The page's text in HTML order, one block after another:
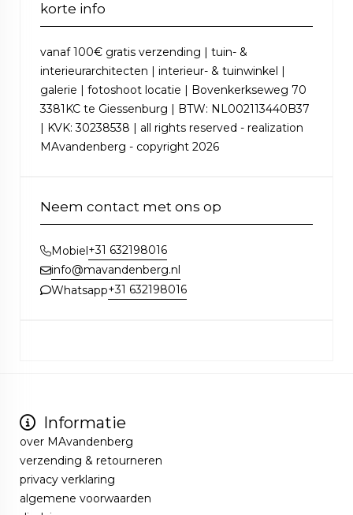
korte info
vanaf 100€ gratis verzending | tuin- &
interieurarchitecten | interieur- & tuinwinkel |
galerie | fotoshoot locatie | Bovenkerkseweg 70
3381KC te Giessenburg | BTW: NL002113440B37
| KVK: 30238538 | all rights reserved - realization
MAvandenberg - copyright 2026
Neem contact met ons op
Mobiel+31 632198016
info@mavandenberg.nl
Whatsapp+31 632198016
Informatie
over MAvandenberg
verzending & retourneren
privacy verklaring
algemene voorwaarden